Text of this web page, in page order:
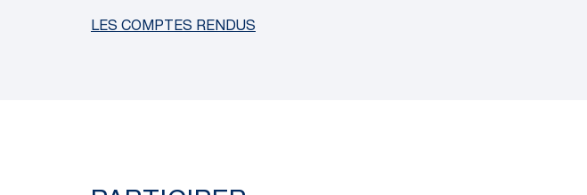
LES COMPTES RENDUS